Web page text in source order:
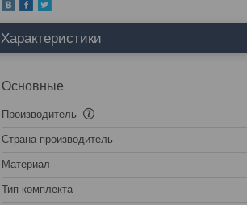
Характеристики
Основные
Производитель
Страна производитель
Материал
Тип комплекта